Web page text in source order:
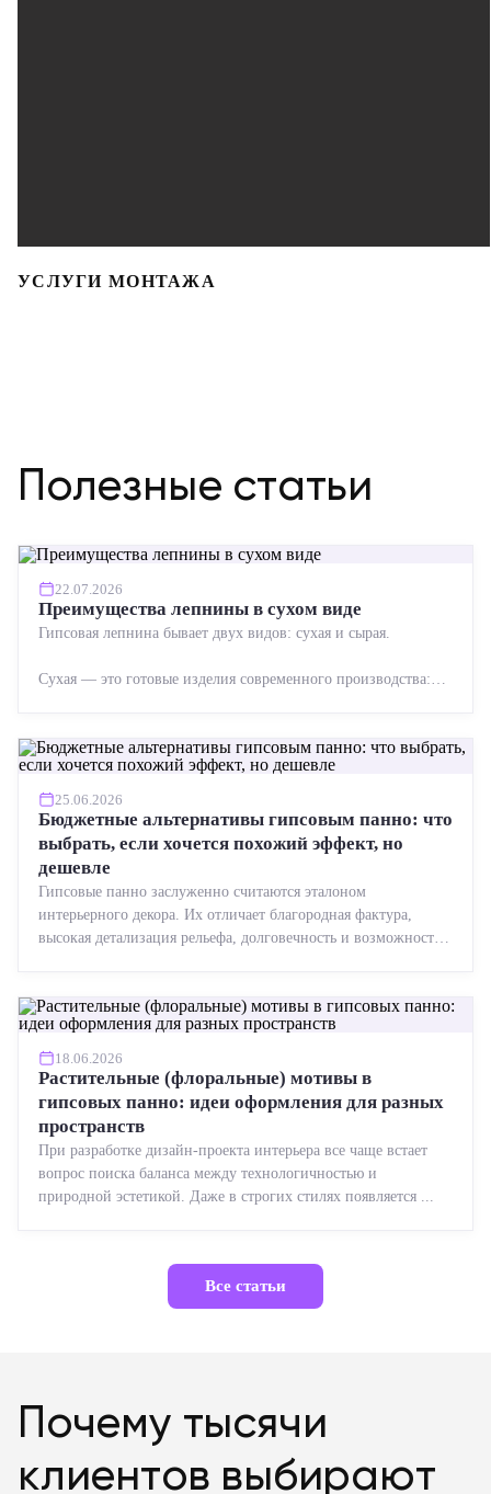
УСЛУГИ МОНТАЖА
Полезные статьи
22.07.2026
Преимущества лепнины в сухом виде
Гипсовая лепнина бывает двух видов: сухая и сырая.
Сухая — это готовые изделия современного производства:
25.06.2026
Бюджетные альтернативы гипсовым панно: что
выбрать, если хочется похожий эффект, но
дешевле
Гипсовые панно заслуженно считаются эталоном
интерьерного декора. Их отличает благородная фактура,
высокая детализация рельефа, долговечность и возможность
18.06.2026
Растительные (флоральные) мотивы в
гипсовых панно: идеи оформления для разных
пространств
При разработке дизайн-проекта интерьера все чаще встает
вопрос поиска баланса между технологичностью и
природной эстетикой. Даже в строгих стилях появляется ...
Все статьи
Почему тысячи
клиентов выбирают